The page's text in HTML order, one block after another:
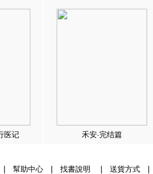
医记 禾安·完结篇
幫助中心| 找書說明 送貨方式|